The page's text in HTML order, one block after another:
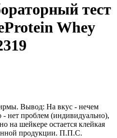
тест
Whey
Вывод: На вкус - нечем
нет проблем (индивидуально),
на шейкере остается клейкая
продукции. П.П.С.